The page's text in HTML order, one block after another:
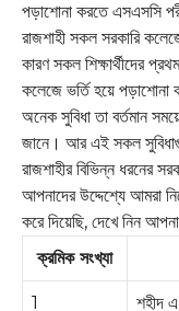
পড়াশোনা করতে এসএসসি
রাজশাহী সকল সরকারি
কারণ সকল শিক্ষার্থীদের
কলেজে ভর্তি হয়ে পড়াশোনা
অনেক সুবিধা তা বর্তমান
জানে। আর এই সকল
রাজশাহীর বিভিন্ন ধরনের
আপনাদের উদ্দেশ্যে আমরা
করে দিয়েছি, দেখে নিন
ক্রমিক সংখ্যা
1 শহীদ